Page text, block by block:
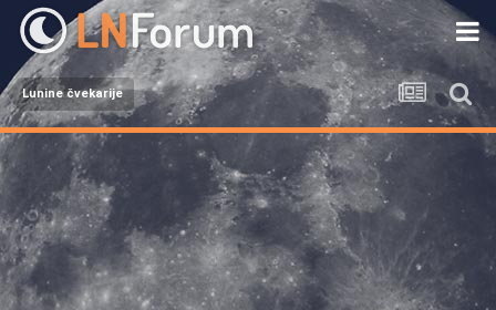
Lunine čvekarije